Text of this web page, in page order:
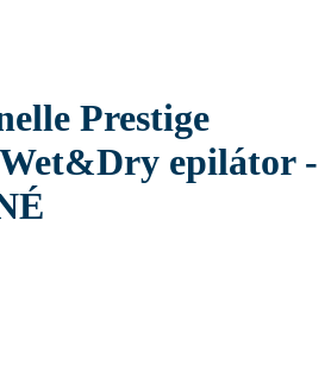
Prestige
epilátor -